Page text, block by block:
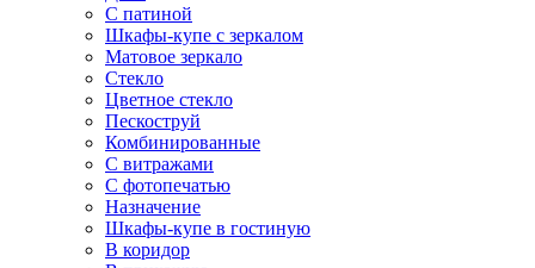
С патиной
Шкафы-купе с зеркалом
Матовое зеркало
Стекло
Цветное стекло
Пескоструй
Комбинированные
С витражами
С фотопечатью
Назначение
Шкафы-купе в гостиную
В коридор